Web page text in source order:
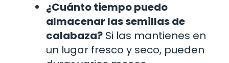
¿Cuánto tiempo puedo
almacenar las semillas de
calabaza? Si las mantienes en
un lugar fresco y seco, pueden